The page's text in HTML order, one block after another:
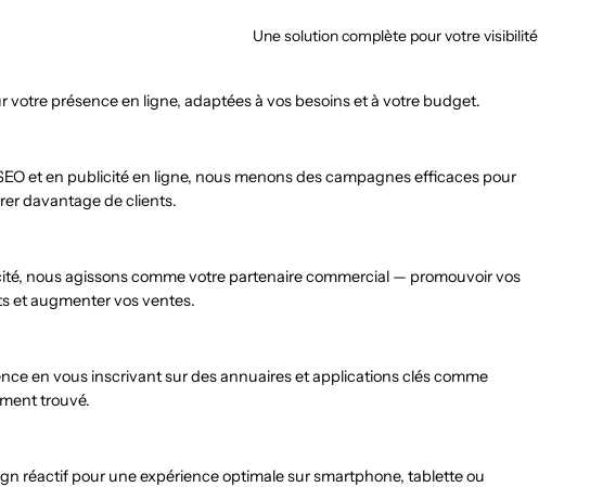
Une solution complète pour votre visibilité
votre présence en ligne, adaptées à vos besoins et à votre budget.
et en publicité en ligne, nous menons des campagnes efficaces pour
davantage de clients.
nous agissons comme votre partenaire commercial — promouvoir vos
et augmenter vos ventes.
en vous inscrivant sur des annuaires et applications clés comme
trouvé.
réactif pour une expérience optimale sur smartphone, tablette ou